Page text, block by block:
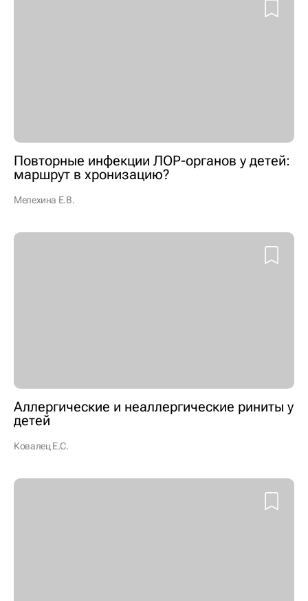
Повторные инфекции ЛОР-органов у детей:
маршрут в хронизацию?
Мелехина Е.В.
Аллергические и неаллергические риниты у
детей
Ковалец Е.С.